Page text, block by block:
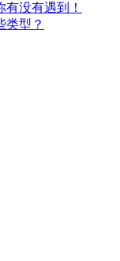
没有遇到！
类型？